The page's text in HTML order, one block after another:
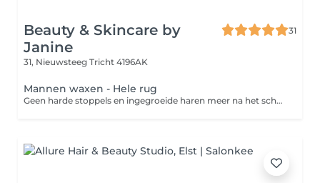
Beauty & Skincare by
Janine
31
31, Nieuwsteeg Tricht 4196AK
Mannen waxen - Hele rug
Geen harde stoppels en ingegroeide haren meer na het scheren? Dan is harsen de perfecte oplossing. Harsen is een ontharingsmethode die de haar met wortel en al verwijdert. Een groot voordeel van harsen ten opzichte van scheren is dat de haren langer wegblijven en zachter teruggroeien. Zo geniet je langer van een zijdezachte huid!